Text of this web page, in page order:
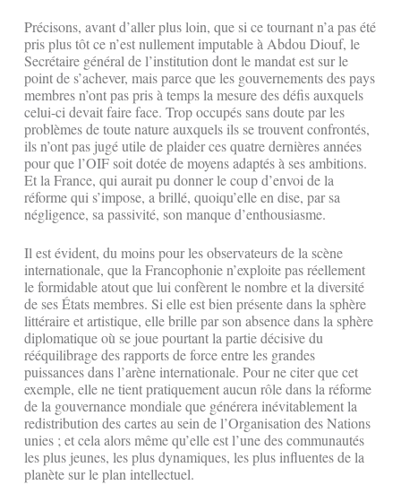
Précisons, avant d’aller plus loin, que si ce tournant n’a pas été
pris plus tôt ce n’est nullement imputable à Abdou Diouf, le
Secrétaire général de l’institution dont le mandat est sur le
point de s’achever, mais parce que les gouvernements des pays
membres n’ont pas pris à temps la mesure des défis auxquels
celui-ci devait faire face. Trop occupés sans doute par les
problèmes de toute nature auxquels ils se trouvent confrontés,
ils n’ont pas jugé utile de plaider ces quatre dernières années
pour que l’OIF soit dotée de moyens adaptés à ses ambitions.
Et la France, qui aurait pu donner le coup d’envoi de la
réforme qui s’impose, a brillé, quoiqu’elle en dise, par sa
négligence, sa passivité, son manque d’enthousiasme.
Il est évident, du moins pour les observateurs de la scène
internationale, que la Francophonie n’exploite pas réellement
le formidable atout que lui confèrent le nombre et la diversité
de ses États membres. Si elle est bien présente dans la sphère
littéraire et artistique, elle brille par son absence dans la sphère
diplomatique où se joue pourtant la partie décisive du
rééquilibrage des rapports de force entre les grandes
puissances dans l’arène internationale. Pour ne citer que cet
exemple, elle ne tient pratiquement aucun rôle dans la réforme
de la gouvernance mondiale que générera inévitablement la
redistribution des cartes au sein de l’Organisation des Nations
unies ; et cela alors même qu’elle est l’une des communautés
les plus jeunes, les plus dynamiques, les plus influentes de la
planète sur le plan intellectuel.